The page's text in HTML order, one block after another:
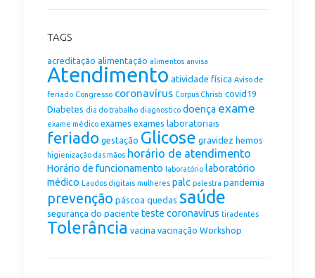
TAGS
acreditação alimentação alimentos anvisa
Atendimento atividade física Aviso de
feriado Congresso coronavírus Corpus Christi covid19
Diabetes dia do trabalho diagnostico doença exame
exame médico exames exames laboratoriais
feriado gestação Glicose gravidez hemos
higienização das mãos horário de atendimento
Horário de funcionamento laboratório laboratório
médico Laudos digitais mulheres palc palestra pandemia
prevenção páscoa quedas saúde
segurança do paciente teste coronavírus tiradentes
Tolerância vacina vacinação Workshop